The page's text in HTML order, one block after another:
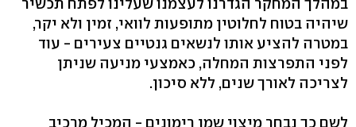
שיהיה בטוח לחלוטין מתופעות לוואי, זמין ולא יקר,
במטרה להציע אותו לנשאים גנטיים צעירים - עוד
לפני התפרצות המחלה, כאמצעי מניעה שניתן
לצריכה לאורך שנים, ללא סיכון.
לשם כך נבחר מיצוי שמן רימונים - המכיל מרכיב